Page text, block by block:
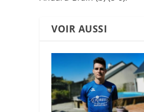
VOIR AUSSI